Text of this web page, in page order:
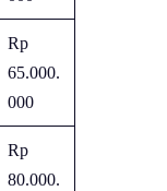
Rp
65.000.
000
Rp
80.000.